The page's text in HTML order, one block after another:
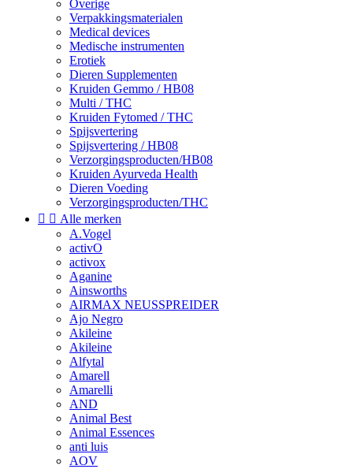
Overige
Verpakkingsmaterialen
Medical devices
Medische instrumenten
Erotiek
Dieren Supplementen
Kruiden Gemmo / HB08
Multi / THC
Kruiden Fytomed / THC
Spijsvertering
Spijsvertering / HB08
Verzorgingsproducten/HB08
Kruiden Ayurveda Health
Dieren Voeding
Verzorgingsproducten/THC
  Alle merken
A.Vogel
activO
activox
Aganine
Ainsworths
AIRMAX NEUSSPREIDER
Ajo Negro
Akileine
Akileine
Alfytal
Amarell
Amarelli
AND
Animal Best
Animal Essences
anti luis
AOV